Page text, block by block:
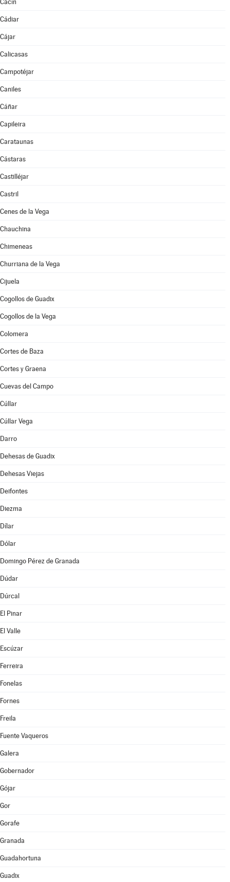
Cacín
Cádiar
Cájar
Calicasas
Campotéjar
Caniles
Cáñar
Capileira
Carataunas
Cástaras
Castilléjar
Castril
Cenes de la Vega
Chauchina
Chimeneas
Churriana de la Vega
Cijuela
Cogollos de Guadix
Cogollos de la Vega
Colomera
Cortes de Baza
Cortes y Graena
Cuevas del Campo
Cúllar
Cúllar Vega
Darro
Dehesas de Guadix
Dehesas Viejas
Deifontes
Diezma
Dílar
Dólar
Domingo Pérez de Granada
Dúdar
Dúrcal
El Pinar
El Valle
Escúzar
Ferreira
Fonelas
Fornes
Freila
Fuente Vaqueros
Galera
Gobernador
Gójar
Gor
Gorafe
Granada
Guadahortuna
Guadix